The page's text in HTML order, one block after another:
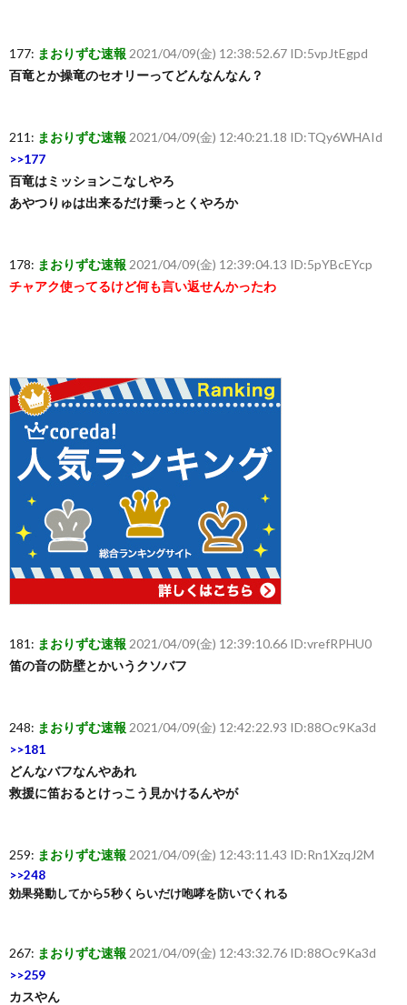
177: まおりずむ速報 2021/04/09(金) 12:38:52.67 ID:5vpJtEgpd
百竜とか操竜のセオリーってどんなんなん？
211: まおりずむ速報 2021/04/09(金) 12:40:21.18 ID:TQy6WHAId
>>177
百竜はミッションこなしやろ
あやつりゅは出来るだけ乗っとくやろか
178: まおりずむ速報 2021/04/09(金) 12:39:04.13 ID:5pYBcEYcp
チャアク使ってるけど何も言い返せんかったわ
181: まおりずむ速報 2021/04/09(金) 12:39:10.66 ID:vrefRPHU0
笛の音の防壁とかいうクソバフ
248: まおりずむ速報 2021/04/09(金) 12:42:22.93 ID:88Oc9Ka3d
>>181
どんなバフなんやあれ
救援に笛おるとけっこう見かけるんやが
259: まおりずむ速報 2021/04/09(金) 12:43:11.43 ID:Rn1XzqJ2M
>>248
効果発動してから5秒くらいだけ咆哮を防いでくれる
267: まおりずむ速報 2021/04/09(金) 12:43:32.76 ID:88Oc9Ka3d
>>259
カスやん